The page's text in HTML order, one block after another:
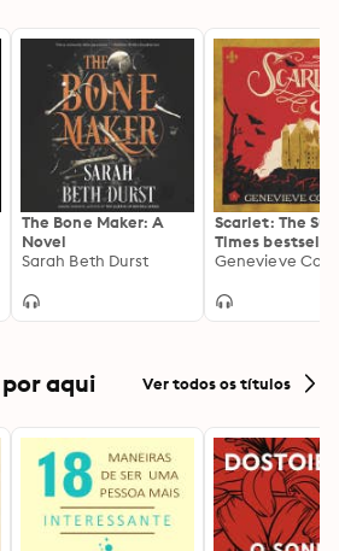
The Bone Maker: A
Novel
Sarah Beth Durst
Scarlet: The
Times
historical romp
retelling of the
Genevieve
aqui Ver todos os títulos